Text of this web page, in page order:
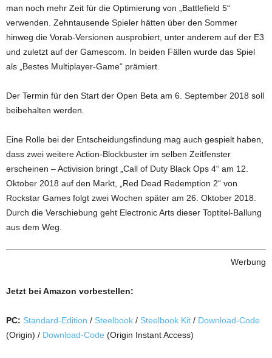
man noch mehr Zeit für die Optimierung von „Battlefield 5“
verwenden. Zehntausende Spieler hätten über den Sommer
hinweg die Vorab-Versionen ausprobiert, unter anderem auf der E3
und zuletzt auf der Gamescom. In beiden Fällen wurde das Spiel
als „Bestes Multiplayer-Game“ prämiert.
Der Termin für den Start der Open Beta am 6. September 2018 soll
beibehalten werden.
Eine Rolle bei der Entscheidungsfindung mag auch gespielt haben,
dass zwei weitere Action-Blockbuster im selben Zeitfenster
erscheinen – Activision bringt „Call of Duty Black Ops 4“ am 12.
Oktober 2018 auf den Markt, „Red Dead Redemption 2“ von
Rockstar Games folgt zwei Wochen später am 26. Oktober 2018.
Durch die Verschiebung geht Electronic Arts dieser Toptitel-Ballung
aus dem Weg.
Werbung
Jetzt bei Amazon vorbestellen:
PC: Standard-Edition / Steelbook / Steelbook Kit / Download-Code
(Origin) / Download-Code (Origin Instant Access)